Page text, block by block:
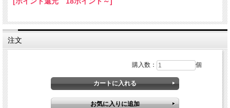
・厚み ： 0.2ｍｍ
注文
購入数： 個